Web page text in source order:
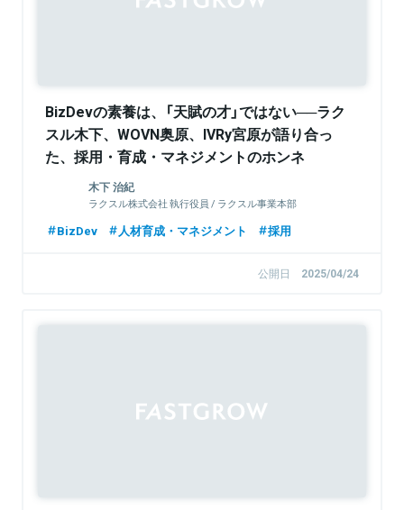
BizDevの素養は、「天賦の才」ではない──ラク
スル木下、WOVN奥原、IVRy宮原が語り合っ
た、採用・育成・マネジメントのホンネ
木下 治紀
ラクスル株式会社 執行役員 / ラクスル事業本部
BizDev 人材育成・マネジメント 採用
公開日 2025/04/24